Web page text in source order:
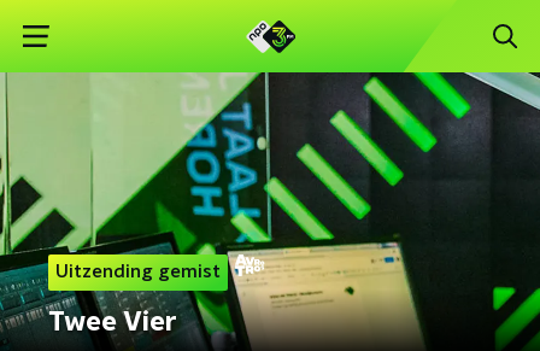
Uitzending gemist
Twee Vier